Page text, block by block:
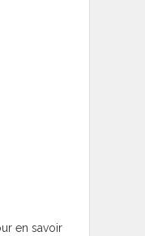
en savoir